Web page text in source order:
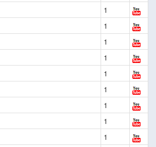
1
1
1
1
1
1
1
1
1